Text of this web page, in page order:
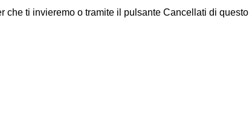
che ti invieremo o tramite il pulsante Cancellati di questo